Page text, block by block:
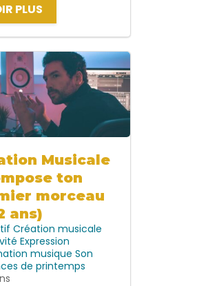
PLUS
Musicale
ton
morceau
ans)
Création musicale
Expression
musique Son
de printemps